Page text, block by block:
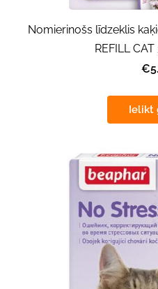
Nomierinošs līdzeklis
REFILL
Ielikt